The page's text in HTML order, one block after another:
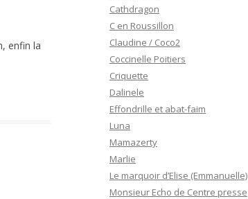
enfin la
Cathdragon
C en Roussillon
Claudine / Coco2
Coccinelle Poitiers
Criquette
Dalinele
Effondrille et abat-faim
Luna
Mamazerty
Marlie
Le marquoir d’Elise (Emmanuelle)
Monsieur Echo de Centre presse